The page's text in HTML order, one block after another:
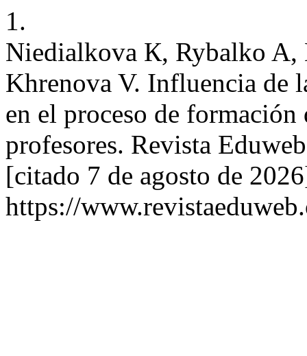
1.
Niedialkova К, Rybalko
Khrenova V. Influencia de
en el proceso de
profesores. Revista
[citado 7 de agosto de
https://